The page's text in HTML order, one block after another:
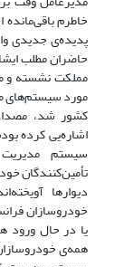
خاطرم
پدیده‌ی جدیدی
حاضران مطلب
مملکت نشسته و
کشور شد،
اشاره‌یی کرده
تأمین‌کنندگان
دیوارها
خودروسازان
یا در حال ورود
همه‌ی